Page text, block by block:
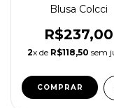
Blusa Colcci
R$237,00
2x de R$118,50 sem
COMPRAR